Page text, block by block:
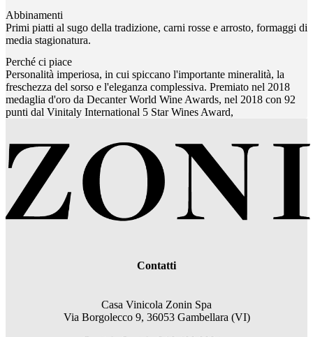
Abbinamenti
Primi piatti al sugo della tradizione, carni rosse e arrosto, formaggi di
media stagionatura.
Perché ci piace
Personalità imperiosa, in cui spiccano l'importante mineralità, la
freschezza del sorso e l'eleganza complessiva. Premiato nel 2018
medaglia d'oro da Decanter World Wine Awards, nel 2018 con 92
punti dal Vinitaly International 5 Star Wines Award,
Contatti
Casa Vinicola Zonin Spa
Via Borgolecco 9, 36053 Gambellara (VI)